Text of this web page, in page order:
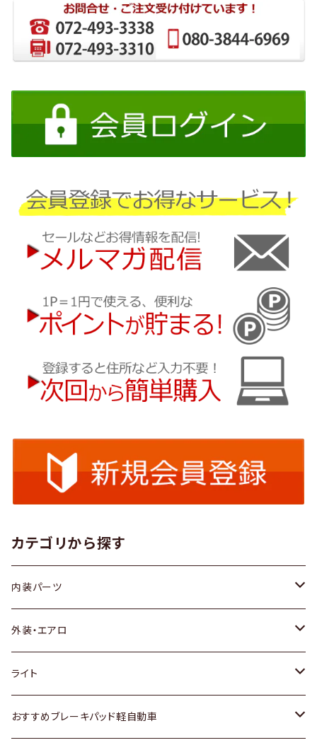
カテゴリから探す
内装パーツ
トヨタ
ホンダ
スズキ
外装・エアロ
トヨタ
ホンダ
ライト
トヨタ
おすすめブレーキパッド軽自動車